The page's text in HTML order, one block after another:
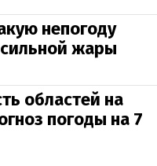
непогоду
жары
областей на
погоды на 7